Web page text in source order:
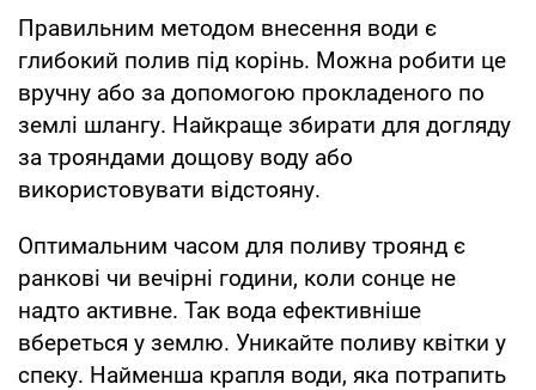
Правильним методом внесення води є
глибокий полив під корінь. Можна робити це
вручну або за допомогою прокладеного по
землі шлангу. Найкраще збирати для догляду
за трояндами дощову воду або
використовувати відстояну.
Оптимальним часом для поливу троянд є
ранкові чи вечірні години, коли сонце не
надто активне. Так вода ефективніше
вбереться у землю. Уникайте поливу квітки у
спеку. Найменша крапля води, яка потрапить